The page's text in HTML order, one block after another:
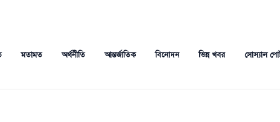
মতামত অর্থনীতি আন্তর্জাতিক বিনোদন ভিন্ন খবর সোস্যাল